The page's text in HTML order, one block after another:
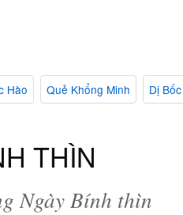
Hào Quẻ Khổng Minh Dị
THÌN
Ngày Bính thìn